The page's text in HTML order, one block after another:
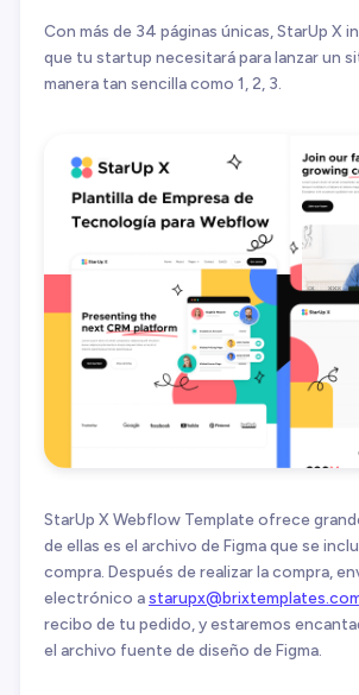
Con más de 34 páginas únicas, StarUp X
que tu startup necesitará para lanzar un
manera tan sencilla como 1, 2, 3.
StarUp X Webflow Template ofrece
de ellas es el archivo de Figma que se
compra. Después de realizar la compra,
electrónico a
recibo de tu pedido, y estaremos
el archivo fuente de diseño de Figma.